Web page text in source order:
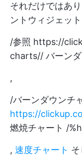
それだけではあ
ントウィジェッ
/参照 https://
charts// バーン
,
/バーンダウンチ
https://
燃焼チャート /
, 速度チャート そ